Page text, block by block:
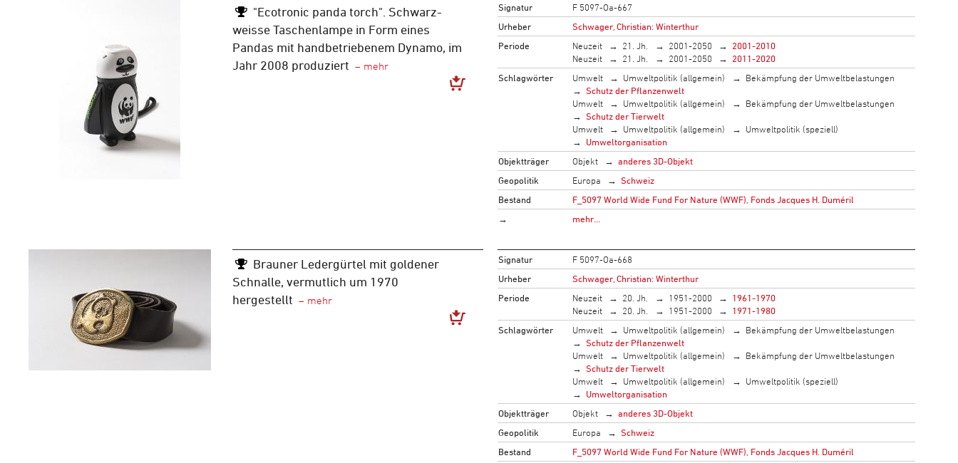
"Ecotronic panda torch". Schwarz-
weisse Taschenlampe in Form eines
Pandas mit handbetriebenem Dynamo, im
Jahr 2008 produziert
Signatur
F 5097-Oa-667
Urheber
Schwager, Christian: Winterthur
Periode
Neuzeit 21. Jh. 2001-2050
2001-2010
Neuzeit
21. Jh. 2001-2050
2011-2020
Schlagwörter
Umwelt Umweltpolitik (allgemein)
Bekämpfung der Umweltbelastungen
Schutz der Pflanzenwelt
Umwelt
Umweltpolitik (allgemein)
Bekämpfung der Umweltbelastungen
Schutz der Tierwelt
Umwelt
Umweltpolitik (allgemein)
Umweltpolitik (speziell)
Umweltorganisation
Objektträger
Objekt
anderes 3D-Objekt
Geopolitik
Europa
Schweiz
Bestand
F_5097 World Wide Fund For Nature (WWF), Fonds Jacques H. Duméril
→
mehr…
Brauner Ledergürtel mit goldener
Schnalle, vermutlich um 1970
hergestellt
Signatur
F 5097-Oa-668
Urheber
Schwager, Christian: Winterthur
Periode
Neuzeit 20. Jh. 1951-2000
1961-1970
Neuzeit
20. Jh. 1951-2000
1971-1980
Schlagwörter
Umwelt Umweltpolitik (allgemein)
Bekämpfung der Umweltbelastungen
Schutz der Pflanzenwelt
Umwelt
Umweltpolitik (allgemein)
Bekämpfung der Umweltbelastungen
Schutz der Tierwelt
Umwelt
Umweltpolitik (allgemein)
Umweltpolitik (speziell)
Umweltorganisation
Objektträger
Objekt
anderes 3D-Objekt
Geopolitik
Europa
Schweiz
Bestand
F_5097 World Wide Fund For Nature (WWF), Fonds Jacques H. Duméril